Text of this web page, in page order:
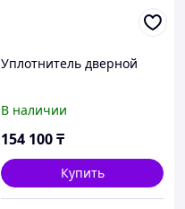
Уплотнитель дверной
В наличии
154 100₸
Купить